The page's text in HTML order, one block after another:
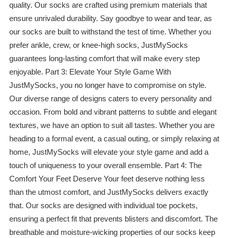
quality. Our socks are crafted using premium materials that
ensure unrivaled durability. Say goodbye to wear and tear, as
our socks are built to withstand the test of time. Whether you
prefer ankle, crew, or knee-high socks, JustMySocks
guarantees long-lasting comfort that will make every step
enjoyable. Part 3: Elevate Your Style Game With
JustMySocks, you no longer have to compromise on style.
Our diverse range of designs caters to every personality and
occasion. From bold and vibrant patterns to subtle and elegant
textures, we have an option to suit all tastes. Whether you are
heading to a formal event, a casual outing, or simply relaxing at
home, JustMySocks will elevate your style game and add a
touch of uniqueness to your overall ensemble. Part 4: The
Comfort Your Feet Deserve Your feet deserve nothing less
than the utmost comfort, and JustMySocks delivers exactly
that. Our socks are designed with individual toe pockets,
ensuring a perfect fit that prevents blisters and discomfort. The
breathable and moisture-wicking properties of our socks keep